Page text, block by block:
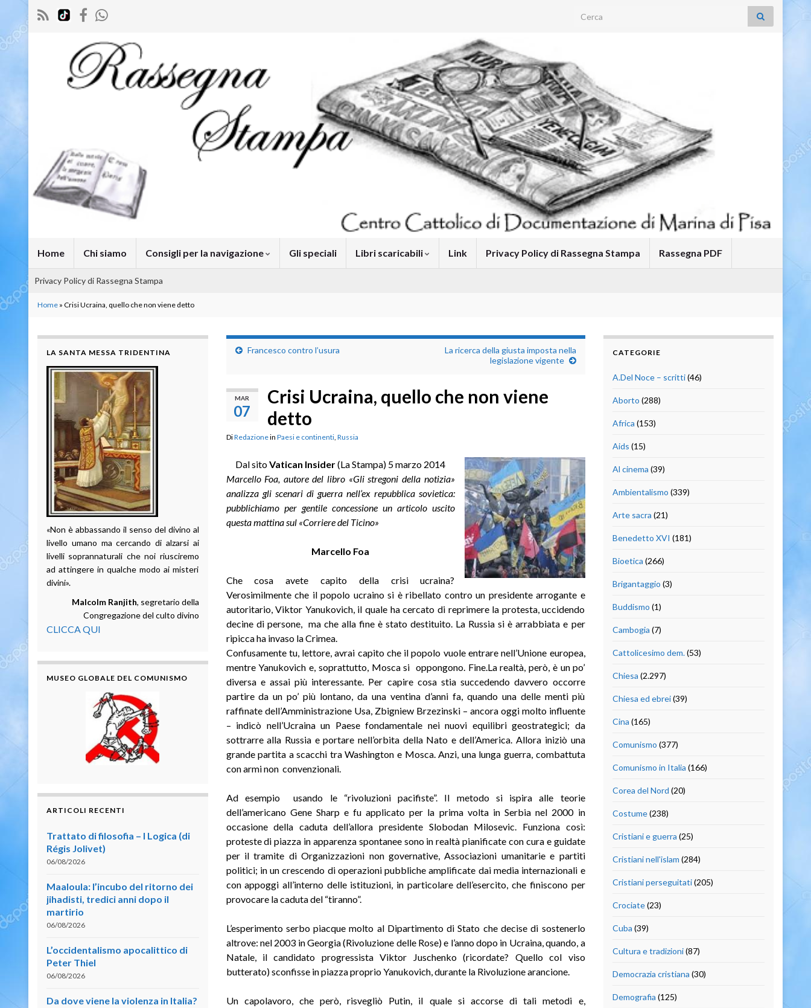
Search for:
Home Chi siamo Consigli per la navigazione Gli speciali Libri scaricabili Link Privacy Policy di Rassegna Stampa Rassegna PDF
Privacy Policy di Rassegna Stampa
Home » Crisi Ucraina, quello che non viene detto
Francesco contro l’usura
La ricerca della giusta imposta nella
legislazione vigente
MAR
07
Crisi Ucraina, quello che non viene
detto
DiRedazionein Paesi e continenti, Russia
Dal sitoVatican Insider(La Stampa) 5 marzo 2014
Marcello Foa, autore del libro «Gli stregoni della notizia»
analizza gli scenari di guerra nell’ex repubblica sovietica:
pubblichiamo per gentile concessione un articolo uscito
questa mattina sul «Corriere del Ticino»
Marcello Foa
Che cosa avete capito della crisi ucraina?
Verosimilmente che il popolo ucraino si è ribellato contro un presidente arrogante e
autoritario, Viktor Yanukovich, il quale ha cercato di reprimere la protesta, uccidendo
decine di persone, ma che alla fine è stato destituito. La Russia si è arrabbiata e per
ripicca ha invaso la Crimea.
Confusamente tu, lettore, avrai capito che il popolo vuole entrare nell’Unione europea,
mentre Yanukovich e, soprattutto, Mosca si oppongono. Fine.La realtà, però, è un po’
diversa e assai più interessante. Per capire cosa stia succedendo davvero occorre
partire da un po’ più lontano, da una ventina d’anni fa, quando una delle menti più
raffinate dell’Amministrazione Usa, Zbigniew Brzezinski – ancora oggi molto influente
– indicò nell’Ucraina un Paese fondamentale nei nuovi equilibri geostrategici; da
sottrarre alla Russia e portare nell’orbita della Nato e dell’America. Allora iniziò una
grande partita a scacchi tra Washington e Mosca. Anzi, una lunga guerra, combattuta
con armi non convenzionali.
Ad esempio usando le “rivoluzioni pacifiste”. Il metodo si ispira alle teorie
dell’americano Gene Sharp e fu applicato per la prima volta in Serbia nel 2000 in
occasione della caduta dell’allora presidente Slobodan Milosevic. Funziona così:
proteste di piazza in apparenza spontanee sono in realtà pianificate con cura e guidate
per il tramite di Organizzazioni non governative, Associazioni umanitarie e partiti
politici; in un crescendo di operazioni pubbliche amplificate dai media internazionali e
con appoggi all’interno delle istituzioni, in particolare dell’esercito, che finiscono per
provocare la caduta del “tiranno”.
L’esperimento serbo piacque molto al Dipartimento di Stato che decise di sostenerlo
altrove: nel 2003 in Georgia (Rivoluzione delle Rose) e l’anno dopo in Ucraina, quando, a
Natale, il candidato progressista Viktor Juschenko (ricordate? Quello col viso
butterato) sconfisse in piazza proprio Yanukovich, durante la Rivoluzione arancione.
Un capolavoro, che però, risvegliò Putin, il quale si accorse di tali metodi e,
LA SANTA MESSA TRIDENTINA
«Non è abbassando il senso del divino al
livello umano ma cercando di alzarsi ai
livelli soprannaturali che noi riusciremo
ad attingere in qualche modo ai misteri
divini».
Malcolm Ranjith, segretario della
Congregazione del culto divino
CLICCA QUI
MUSEO GLOBALE DEL COMUNISMO
ARTICOLI RECENTI
Trattato di filosofia – I Logica (di
Régis Jolivet)
06/08/2026
Maaloula: l’incubo del ritorno dei
jihadisti, tredici anni dopo il
martirio
06/08/2026
L’occidentalismo apocalittico di
Peter Thiel
06/08/2026
Da dove viene la violenza in Italia?
CATEGORIE
A.Del Noce – scritti(46)
Aborto (288)
Africa (153)
Aids (15)
Al cinema (39)
Ambientalismo (339)
Arte sacra (21)
Benedetto XVI (181)
Bioetica (266)
Brigantaggio (3)
Buddismo (1)
Cambogia (7)
Cattolicesimo dem.(53)
Chiesa (2.297)
Chiesa ed ebrei(39)
Cina (165)
Comunismo (377)
Comunismo in Italia (166)
Corea del Nord (20)
Costume(238)
Cristiani e guerra (25)
Cristiani nell'islam (284)
Cristiani perseguitati(205)
Crociate(23)
Cuba (39)
Cultura e tradizioni(87)
Democrazia cristiana (30)
Demografia (125)